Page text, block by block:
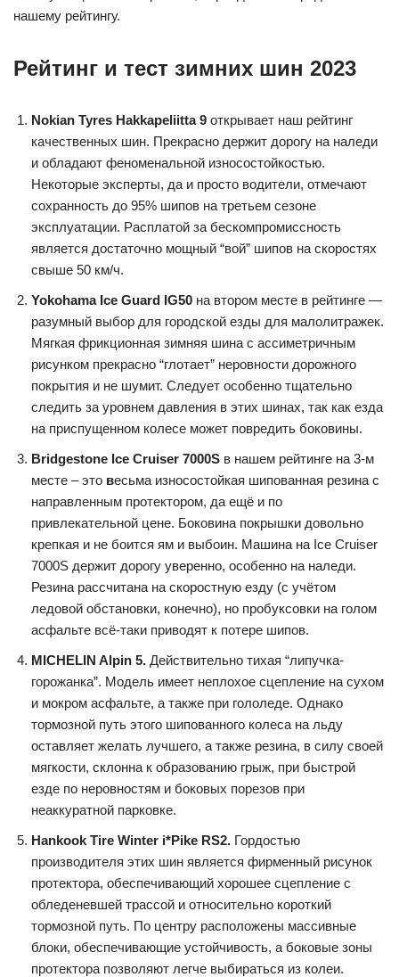
нашему рейтингу.
Рейтинг и тест зимних шин 2023
Nokian Tyres Hakkapeliitta 9 открывает наш рейтинг
качественных шин. Прекрасно держит дорогу на наледи
и обладают феноменальной износостойкостью.
Некоторые эксперты, да и просто водители, отмечают
сохранность до 95% шипов на третьем сезоне
эксплуатации. Расплатой за бескомпромиссность
является достаточно мощный “вой” шипов на скоростях
свыше 50 км/ч.
Yokohama Ice Guard IG50 на втором месте в рейтинге —
разумный выбор для городской езды для малолитражек.
Мягкая фрикционная зимняя шина с ассиметричным
рисунком прекрасно “глотает” неровности дорожного
покрытия и не шумит. Следует особенно тщательно
следить за уровнем давления в этих шинах, так как езда
на приспущенном колесе может повредить боковины.
Bridgestone Ice Cruiser 7000S в нашем рейтинге на 3-м
месте – это весьма износостойкая шипованная резина с
направленным протектором, да ещё и по
привлекательной цене. Боковина покрышки довольно
крепкая и не боится ям и выбоин. Машина на Ice Cruiser
7000S держит дорогу уверенно, особенно на наледи.
Резина рассчитана на скоростную езду (с учётом
ледовой обстановки, конечно), но пробуксовки на голом
асфальте всё-таки приводят к потере шипов.
MICHELIN Alpin 5. Действительно тихая “липучка-
горожанка”. Модель имеет неплохое сцепление на сухом
и мокром асфальте, а также при гололеде. Однако
тормозной путь этого шипованного колеса на льду
оставляет желать лучшего, а также резина, в силу своей
мягкости, склонна к образованию грыж, при быстрой
езде по неровностям и боковых порезов при
неаккуратной парковке.
Hankook Tire Winter i*Pike RS2. Гордостью
производителя этих шин является фирменный рисунок
протектора, обеспечивающий хорошее сцепление с
обледеневшей трассой и относительно короткий
тормозной путь. По центру расположены массивные
блоки, обеспечивающие устойчивость, а боковые зоны
протектора позволяют легче выбираться из колеи.